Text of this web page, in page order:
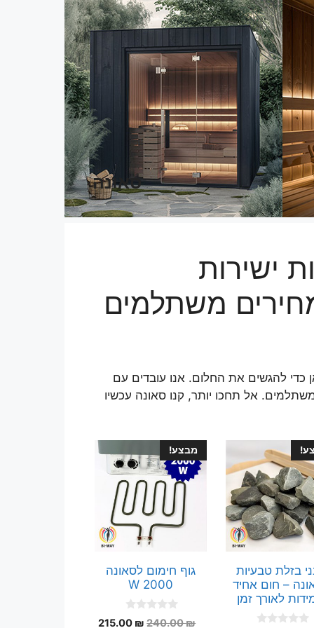
סאונה
ישירות
משתלמים
להגשים את החלום. אנו עובדים עם
אל תחכו יותר, קנו סאונה עכשיו
בזלת טבעיות
– חום אחיד
לאורך זמן
מבצע!
גוף חימום לסאונה
2000 W
0
240.00₪
המחיר
215.00 ₪
המחיר